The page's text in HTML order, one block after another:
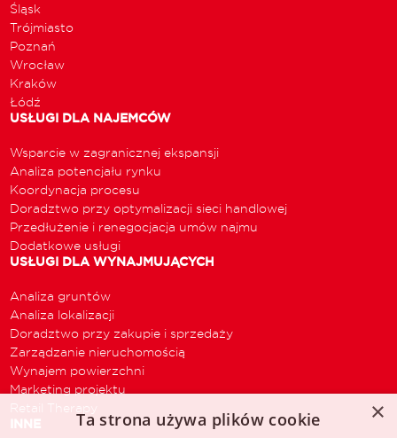
Śląsk
Trójmiasto
Poznań
Wrocław
Kraków
Łódź
USŁUGI DLA NAJEMCÓW
Wsparcie w zagranicznej ekspansji
Analiza potencjału rynku
Koordynacja procesu
Doradztwo przy optymalizacji sieci handlowej
Przedłużenie i renegocjacja umów najmu
Dodatkowe usługi
USŁUGI DLA WYNAJMUJĄCYCH
Analiza gruntów
Analiza lokalizacji
Doradztwo przy zakupie i sprzedaży
Zarządzanie nieruchomością
Wynajem powierzchni
Marketing projektu
Retail Therapy
INNE ×
Ta strona używa plików cookie